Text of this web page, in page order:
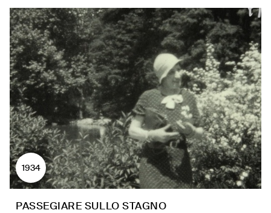
1934
PASSEGIARE SULLO STAGNO